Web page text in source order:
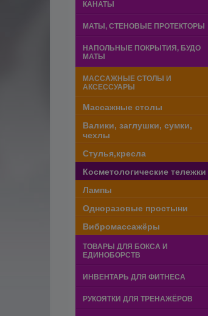
КАНАТЫ
МАТЫ, СТЕНОВЫЕ ПРОТЕКТОРЫ
НАПОЛЬНЫЕ ПОКРЫТИЯ, БУДО
МАТЫ
МАССАЖНЫЕ СТОЛЫ И
АКСЕССУАРЫ
Массажные столы
Валики, заглушки, сумки,
чехлы
Стулья,кресла
Косметологические тележки
Лампы
Одноразовые простыни
Вибромассажёры
ТОВАРЫ ДЛЯ БОКСА И
ЕДИНОБОРСТВ
ИНВЕНТАРЬ ДЛЯ ФИТНЕСА
РУКОЯТКИ ДЛЯ ТРЕНАЖЁРОВ